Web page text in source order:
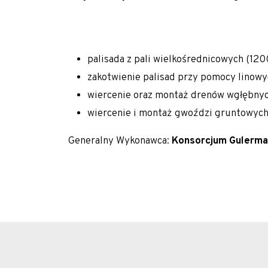
Młodszy Inżynier Budowy (K/M)
Inżynier Budowy (K/M)
Specjalista ds. kosztorysowania i wycen (K/M)
Projektant geotechniczny (K/M)
palisada z pali wielkośrednicowych
zakotwienie palisad przy pomocy
wiercenie oraz montaż drenów
wiercenie i montaż gwoździ
Generalny Wykonawca: Konsorcjum